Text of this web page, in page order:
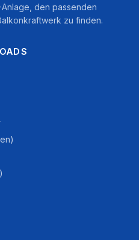
den passenden
zu finden.